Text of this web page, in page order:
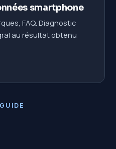
smartphone
FAQ. Diagnostic
au résultat obtenu